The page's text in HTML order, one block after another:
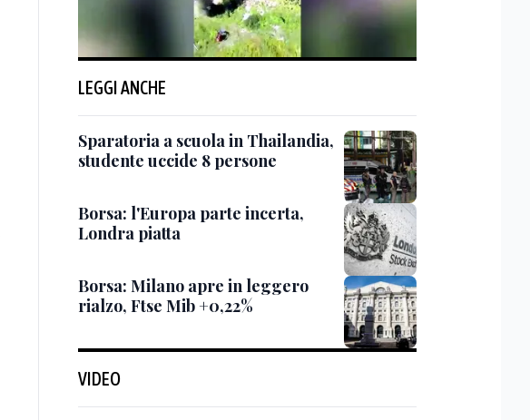
LEGGI ANCHE
Sparatoria a scuola in Thailandia,
studente uccide 8 persone
Borsa: l'Europa parte incerta,
Londra piatta
Borsa: Milano apre in leggero
rialzo, Ftse Mib +0,22%
VIDEO